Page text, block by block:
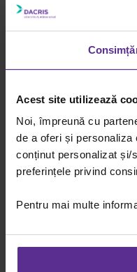
Acest site utilizează
Noi, împreună cu
de a oferi și
conținut personalizat și/
preferințele privind
Pentru mai multe